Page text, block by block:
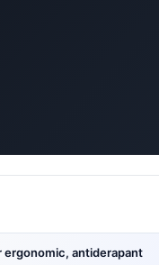
ergonomic, antiderapant